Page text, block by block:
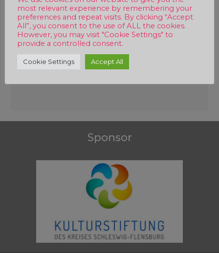
Beitragsnavigation
Sponsor
most relevant experience by remembering your
preferences and repeat visits. By clicking “Accept
All”, you consent to the use of ALL the cookies.
However, you may visit "Cookie Settings" to
provide a controlled consent.
Cookie Settings Accept All